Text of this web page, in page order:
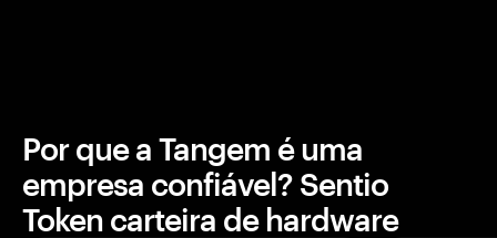
Por que a Tangem é uma
empresa confiável? Sentio
Token carteira de hardware